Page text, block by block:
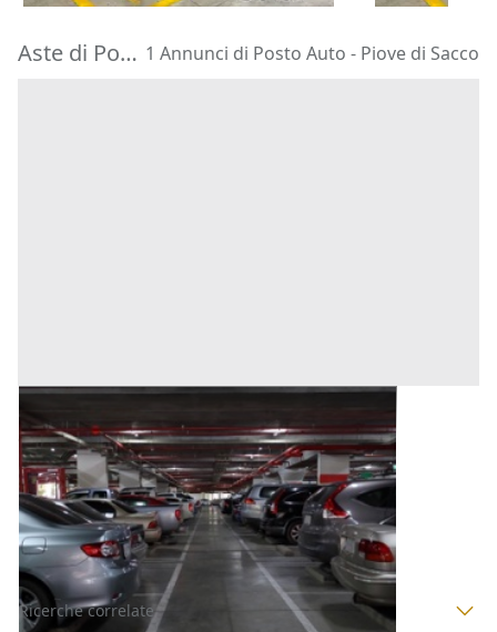
Aste di Posto Auto Piove di Sacco 1 Annunci di Posto Auto - Piove di Sacco
Piove di Sacco (Padova)
Offerta minima
5.760 € 7.680 €
Codice asta:470d3fe2
Asta chiusa
Ricerche correlate